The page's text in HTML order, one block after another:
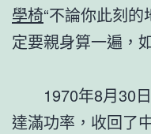
學椅“不論你此刻
定要親身算一遍，
1970年8月30日
達滿功率，收回了